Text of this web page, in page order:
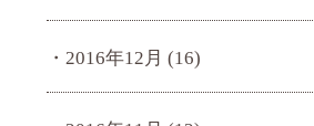
2016年12月 (16)